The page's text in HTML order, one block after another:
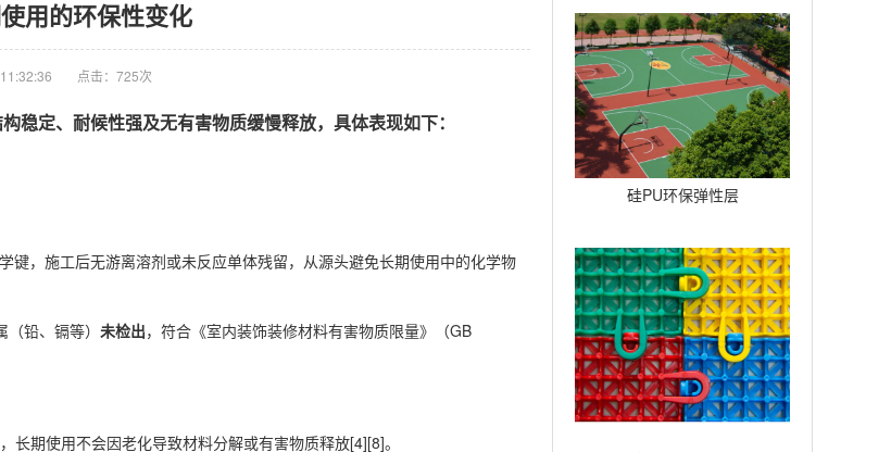
硅PU环保弹性层
用的环保性变化
点击：725次
稳定、耐候性强及无有害物质缓慢释放，具体表现如下：
键，施工后无游离溶剂或未反应单体残留，从源头避免长期使用中的化学物
铅、镉等） 未检出，符合《室内装饰装修材料有害物质限量》（GB
期使用不会因老化导致材料分解或有害物质释放[4][8]。